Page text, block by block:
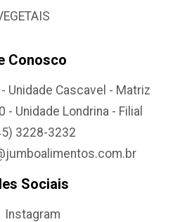
Conosco
Unidade Cascavel - Matriz
- Unidade Londrina - Filial
3228-3232
Sociais
Instagram